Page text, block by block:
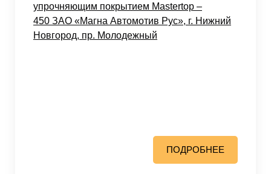
упрочняющим покрытием Mastertop –
450 ЗАО «Магна Автомотив Рус», г. Нижний
Новгород, пр. Молодежный
ПОДРОБНЕЕ